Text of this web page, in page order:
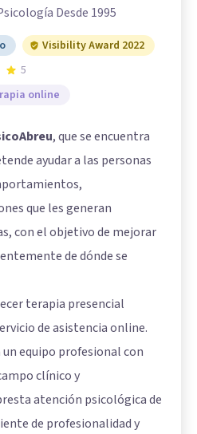
Desde 1995
Visibility Award 2022
5
online
, que se encuentra
ayudar a las personas
que les generan
con el objetivo de mejorar
de dónde se
terapia presencial
de asistencia online.
equipo profesional con
clínico y
atención psicológica de
de profesionalidad y